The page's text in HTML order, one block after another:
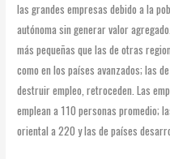
las grandes empresas debido a la
autónoma sin generar valor
más pequeñas que las de otras
como en los países avanzados; las
destruir empleo, retroceden. Las
emplean a 110 personas promedio;
oriental a 220 y las de países